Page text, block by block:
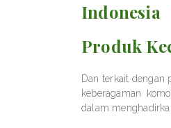
Produk
Dan terkait dengan
keberagaman
dalam